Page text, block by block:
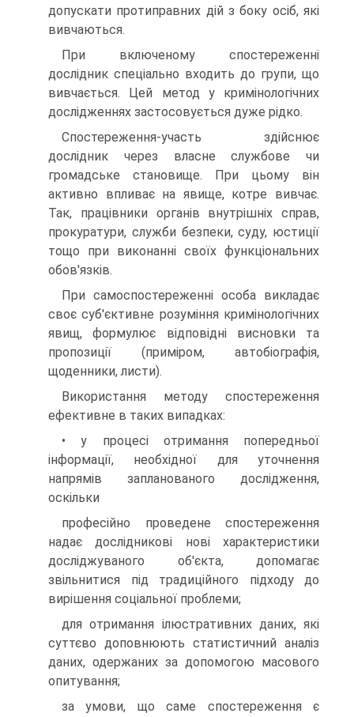
допускати протиправних дій з боку осіб, які
вивчаються.
При включеному спостереженні
дослідник спеціально входить до групи, що
вивчається. Цей метод у кримінологічних
дослідженнях застосовується дуже рідко.
Спостереження-участь здійснює
дослідник через власне службове чи
громадське становище. При цьому він
активно впливає на явище, котре вивчає.
Так, працівники органів внутрішніх справ,
прокуратури, служби безпеки, суду, юстиції
тощо при виконанні своїх функціональних
обов'язків.
При самоспостереженні особа викладає
своє суб'єктивне розуміння кримінологічних
явищ, формулює відповідні висновки та
пропозиції (приміром, автобіографія,
щоденники, листи).
Використання методу спостереження
ефективне в таких випадках:
• у процесі отримання попередньої
інформації, необхідної для уточнення
напрямів запланованого дослідження,
оскільки
професійно проведене спостереження
надає дослідникові нові характеристики
досліджуваного об'єкта, допомагає
звільнитися під традиційного підходу до
вирішення соціальної проблеми;
для отримання ілюстративних даних, які
суттєво доповнюють статистичний аналіз
даних, одержаних за допомогою масового
опитування;
за умови, що саме спостереження є